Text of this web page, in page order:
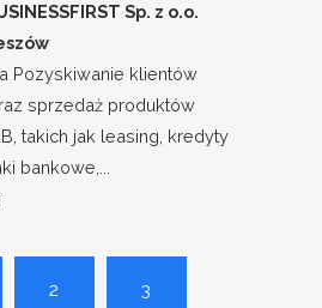
Sp. z o.o.
Pozyskiwanie klientów
sprzedaż produktów
takich jak leasing, kredyty
bankowe,...
2 3